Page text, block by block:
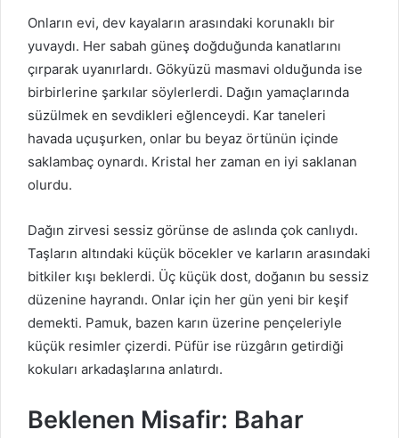
Onların evi, dev kayaların arasındaki korunaklı bir
yuvaydı. Her sabah güneş doğduğunda kanatlarını
çırparak uyanırlardı. Gökyüzü masmavi olduğunda ise
birbirlerine şarkılar söylerlerdi. Dağın yamaçlarında
süzülmek en sevdikleri eğlenceydi. Kar taneleri
havada uçuşurken, onlar bu beyaz örtünün içinde
saklambaç oynardı. Kristal her zaman en iyi saklanan
olurdu.
Dağın zirvesi sessiz görünse de aslında çok canlıydı.
Taşların altındaki küçük böcekler ve karların arasındaki
bitkiler kışı beklerdi. Üç küçük dost, doğanın bu sessiz
düzenine hayrandı. Onlar için her gün yeni bir keşif
demekti. Pamuk, bazen karın üzerine pençeleriyle
küçük resimler çizerdi. Püfür ise rüzgârın getirdiği
kokuları arkadaşlarına anlatırdı.
Beklenen Misafir: Bahar